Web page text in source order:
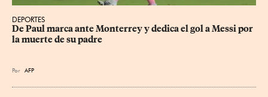
DEPORTES
De Paul marca ante Monterrey y dedica el gol a Messi por
la muerte de su padre
Por AFP